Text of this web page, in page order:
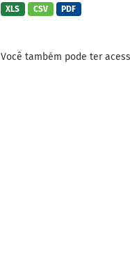
XLS CSV PDF
Você também pode ter